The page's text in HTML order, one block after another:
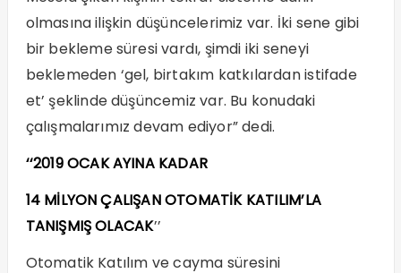
olmasına ilişkin düşüncelerimiz var. İki sene gibi
bir bekleme süresi vardı, şimdi iki seneyi
beklemeden ‘gel, birtakım katkılardan istifade
et’ şeklinde düşüncemiz var. Bu konudaki
çalışmalarımız devam ediyor” dedi.
‘‘2019 OCAK AYINA KADAR
14 MİLYON ÇALIŞAN OTOMATİK KATILIM’LA
TANIŞMIŞ OLACAK’’
Otomatik Katılım ve cayma süresini